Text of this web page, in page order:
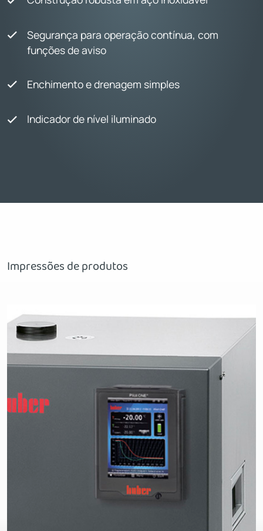
Segurança para operação contínua, com
funções de aviso
Enchimento e drenagem simples
Indicador de nível iluminado
Impressões de produtos